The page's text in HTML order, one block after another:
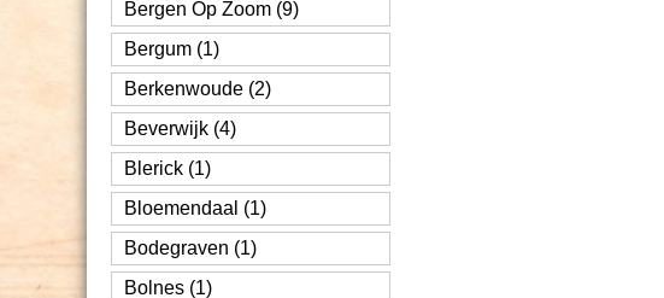
Bergen Op Zoom (9)
Bergum (1)
Berkenwoude (2)
Beverwijk (4)
Blerick (1)
Bloemendaal (1)
Bodegraven (1)
Bolnes (1)